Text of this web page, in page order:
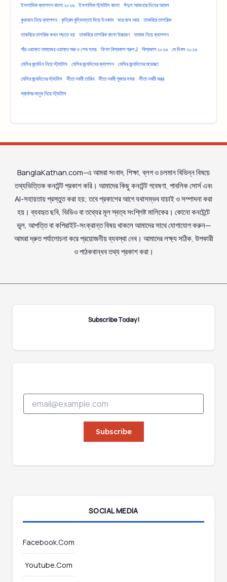
ইসলামিক ক্যাপশন বাংলা ২০২৬ ইসলামিক স্ট্যাটাস বাংলা ঈদুল আজহার দিনের আমল
কুরআন নিয়ে ক্যাপশন কৃত্রিম বুদ্ধিমত্তা দিয়ে ইনকাম ঘরে বসে আয় তাকবিরে তাশরিক
তাকবিরে তাশরিক কখন পড়তে হয় তাকবিরে তাশরিক বাংলা উচ্চারণ নামাজ নিয়ে ক্যাপশন
পাঁচ ওয়াক্ত নামাজের ওয়াক্ত শুরু ও শেষ সময় ফিফা বিশ্বকাপ গ্রুপ J বিশ্বকাপ ২০২৬ মে দিবস ২০২৬
মেসির জন্মদিন নিয়ে স্ট্যাটাস মেসির জন্মদিনের ক্যাপশন মেসির জন্মদিনের শুভেচ্ছা
মেসির জন্মদিনের স্ট্যাটাস সীতা নবমী তারিখ সীতা নবমী পূজার সময় সীতা নবমী মন্ত্র
স্বার্থপর মানুষ নিয়ে স্ট্যাটাস
BanglaKathan.com–এ আমরা সংবাদ, শিক্ষা, ব্লগ ও চলমান বিভিন্ন বিষয়ে
তথ্যভিত্তিক কনটেন্ট প্রকাশ করি। আমাদের কিছু কনটেন্ট গবেষণা, পাবলিক সোর্স এবং
AI-সহায়তায় প্রস্তুত করা হয়; তবে প্রকাশের আগে যথাসম্ভব যাচাই ও সম্পাদনা করা
হয়। ব্যবহৃত ছবি, ভিডিও বা তথ্যের মূল স্বত্ব সংশ্লিষ্ট মালিকের। কোনো কনটেন্টে
ভুল, আপত্তি বা কপিরাইট-সংক্রান্ত বিষয় থাকলে আমাদের সাথে যোগাযোগ করুন—
আমরা দ্রুত পর্যালোচনা করে প্রয়োজনীয় ব্যবস্থা নেব। আমাদের লক্ষ্য সঠিক, উপকারী
ও পাঠকবান্ধব তথ্য প্রকাশ করা।
Subscribe Today!
a
i
l
E
a
i
E
Subscribe
SOCIAL MEDIA
Facebook.Com
Youtube.Com